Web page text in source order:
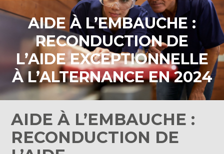
AIDE À L’EMBAUCHE :
RECONDUCTION DE
L’AIDE EXCEPTIONNELLE
À L’ALTERNANCE EN 2024
!
AIDE À L’EMBAUCHE :
RECONDUCTION DE